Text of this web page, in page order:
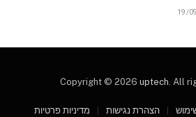
19/
Copyright © 2026 uptech. All
הצהרת נגישות מדיניות פרטיות